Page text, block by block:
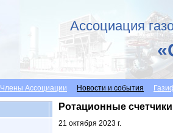
Ассоциация
Члены Ассоциации Новости и события
Ротационные
21 октября 2023 г.